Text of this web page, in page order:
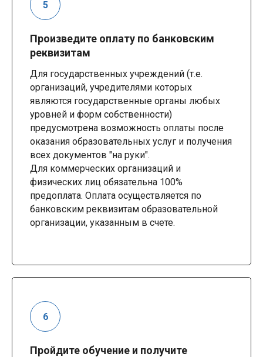
Произведите оплату по банковским
реквизитам
Для государственных учреждений (т.е.
организаций, учредителями которых
являются государственные органы любых
уровней и форм собственности)
предусмотрена возможность оплаты после
оказания образовательных услуг и получения
всех документов "на руки".
Для коммерческих организаций и
физических лиц обязательна 100%
предоплата. Оплата осуществляется по
банковским реквизитам образовательной
организации, указанным в счете.
Пройдите обучение и получите